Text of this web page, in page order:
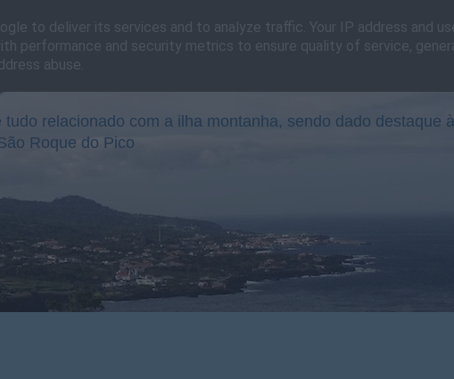
tudo relacionado com a ilha montanha, sendo dado destaque
Roque do Pico
to deliver its services and to analyze traffic. Your IP address and
performance and security metrics to ensure quality of service,
abuse.